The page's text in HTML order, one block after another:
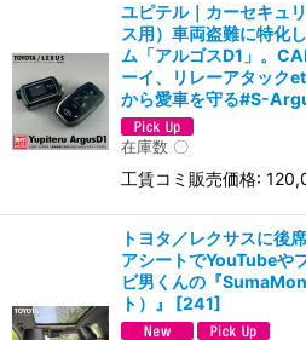
ユピテル｜カーセキュ
ス用）車両盗難に特化
ム「アルゴスD1」。
ーイ、リレーアタック
から愛車を守る#S-
在庫数 〇
工賃コミ販売価格:
トヨタ／レクサスに後
アシートでYouTubeや
ビ男くんの『
ト）』
[241]